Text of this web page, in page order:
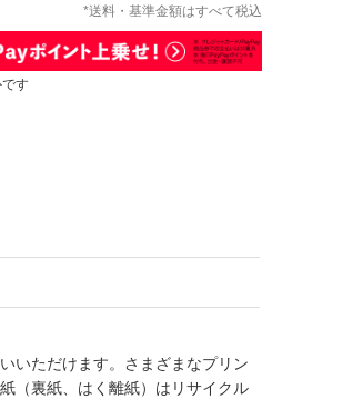
*送料・基準金額はすべて税込
す
いただけます。さまざまなプリン
（裏紙、はく離紙）はリサイクル